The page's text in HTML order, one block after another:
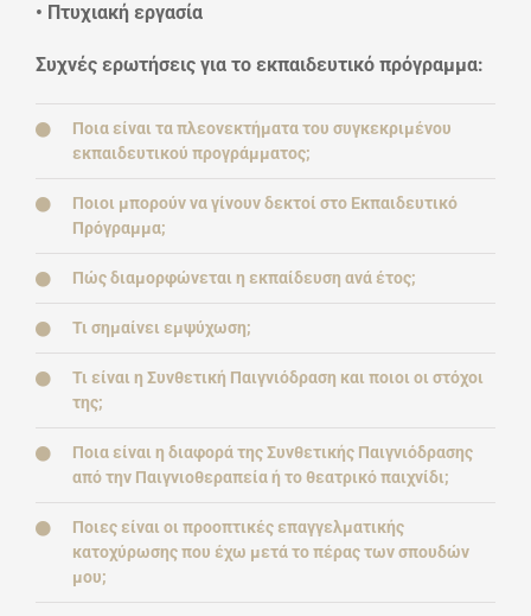
• Πτυχιακή εργασία
Συχνές ερωτήσεις για το εκπαιδευτικό πρόγραμμα:
Ποια είναι τα πλεονεκτήματα του συγκεκριμένου
εκπαιδευτικού προγράμματος;
Ποιοι μπορούν να γίνουν δεκτοί στο Εκπαιδευτικό
Πρόγραμμα;
Πώς διαμορφώνεται η εκπαίδευση ανά έτος;
Τι σημαίνει εμψύχωση;
Τι είναι η Συνθετική Παιγνιόδραση και ποιοι οι στόχοι
της;
Ποια είναι η διαφορά της Συνθετικής Παιγνιόδρασης
από την Παιγνιοθεραπεία ή το θεατρικό παιχνίδι;
Ποιες είναι οι προοπτικές επαγγελματικής
κατοχύρωσης που έχω μετά το πέρας των σπουδών
μου;